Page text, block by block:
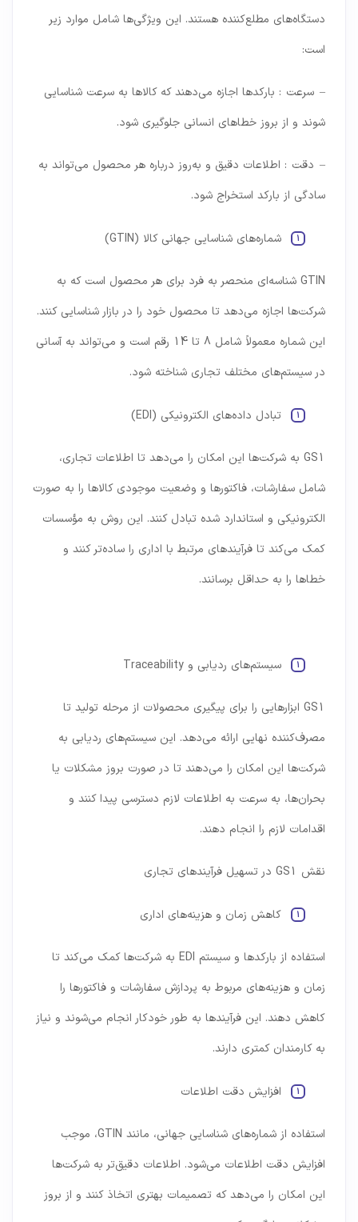
دستگاه‌های مطلع‌کننده هستند. این ویژگی‌ها شامل موارد زیر
است:
– سرعت : بارکدها اجازه می‌دهند که کالاها به سرعت شناسایی
شوند و از بروز خطاهای انسانی جلوگیری شود.
– دقت : اطلاعات دقیق و به‌روز درباره هر محصول می‌تواند به
سادگی از بارکد استخراج شود.
شماره‌های شناسایی جهانی کالا (GTIN)
GTIN شناسه‌ای منحصر به فرد برای هر محصول است که به
شرکت‌ها اجازه می‌دهد تا محصول خود را در بازار شناسایی کنند.
این شماره معمولاً شامل 8 تا 14 رقم است و می‌تواند به آسانی
در سیستم‌های مختلف تجاری شناخته شود.
تبادل داده‌های الکترونیکی (EDI)
GS1 به شرکت‌ها این امکان را می‌دهد تا اطلاعات تجاری،
شامل سفارشات، فاکتورها و وضعیت موجودی کالاها را به صورت
الکترونیکی و استاندارد شده تبادل کنند. این روش به مؤسسات
کمک می‌کند تا فرآیندهای مرتبط با اداری را ساده‌تر کنند و
خطاها را به حداقل برسانند.
سیستم‌های ردیابی و Traceability
GS1 ابزارهایی را برای پیگیری محصولات از مرحله تولید تا
مصرف‌کننده نهایی ارائه می‌دهد. این سیستم‌های ردیابی به
شرکت‌ها این امکان را می‌دهند تا در صورت بروز مشکلات یا
بحران‌ها، به سرعت به اطلاعات لازم دسترسی پیدا کنند و
اقدامات لازم را انجام دهند.
نقش GS1 در تسهیل فرآیندهای تجاری
کاهش زمان و هزینه‌های اداری
استفاده از بارکدها و سیستم EDI به شرکت‌ها کمک می‌کند تا
زمان و هزینه‌های مربوط به پردازش سفارشات و فاکتورها را
کاهش دهند. این فرآیندها به طور خودکار انجام می‌شوند و نیاز
به کارمندان کمتری دارند.
افزایش دقت اطلاعات
استفاده از شماره‌های شناسایی جهانی، مانند GTIN، موجب
افزایش دقت اطلاعات می‌شود. اطلاعات دقیق‌تر به شرکت‌ها
این امکان را می‌دهد که تصمیمات بهتری اتخاذ کنند و از بروز